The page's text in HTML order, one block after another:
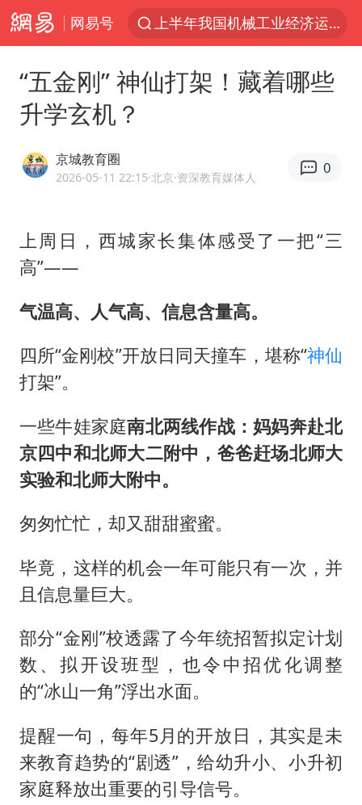
网易号
上半年我国机械工业经济运行稳中有进
台风“白海豚”体型变大！环流面积接近13个浙江那么大
直击泰国校园6死枪击案现场
国防部：坚决反制任何闹海挑衅图谋
方程豹钛9新车申报
年内最贵新股今日申购
命案逃犯躲进深山21年活得像野人
广岛核爆81周年央视播《奥本海默》
今日立秋你咬秋了吗
“五金刚” 神仙打架！藏着哪些
升学玄机？
京城教育圈
2026-05-11 22:15·北京·资深教育媒体人
0
上周日，西城家长集体感受了一把“三
高”——
气温高、人气高、信息含量高。
四所“金刚校”开放日同天撞车，堪称“神仙
打架”。
一些牛娃家庭南北两线作战：妈妈奔赴北
京四中和北师大二附中，爸爸赶场北师大
实验和北师大附中。
匆匆忙忙，却又甜甜蜜蜜。
毕竟，这样的机会一年可能只有一次，并
且信息量巨大。
部分“金刚”校透露了今年统招暂拟定计划
数、拟开设班型，也令中招优化调整
的“冰山一角”浮出水面。
提醒一句，每年5月的开放日，其实是未
来教育趋势的“剧透”，给幼升小、小升初
家庭释放出重要的引导信号。